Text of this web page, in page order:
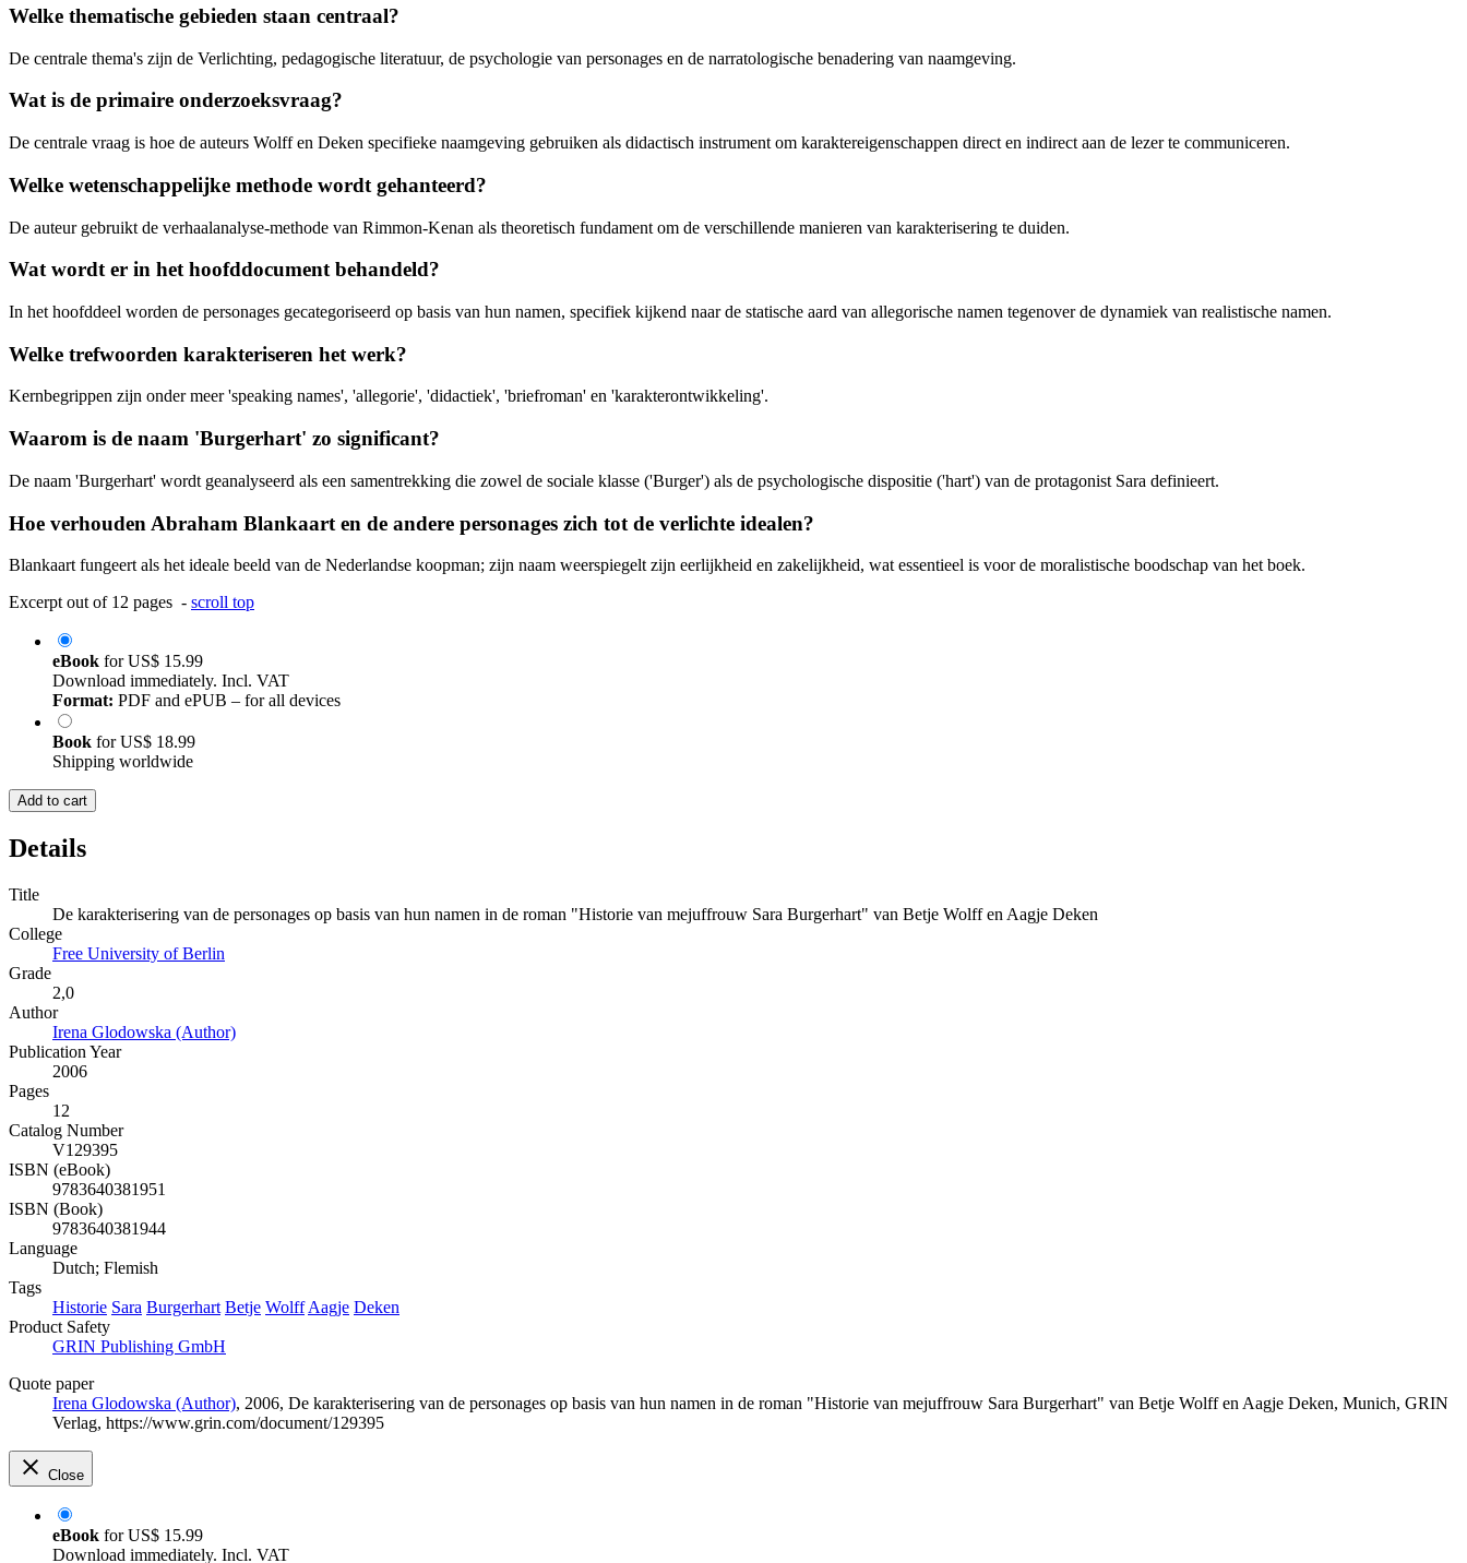
Welke thematische gebieden staan centraal?
De centrale thema's zijn de Verlichting, pedagogische literatuur, de psychologie van personages en de narratologische benadering van naamgeving.
Wat is de primaire onderzoeksvraag?
De centrale vraag is hoe de auteurs Wolff en Deken specifieke naamgeving gebruiken als didactisch instrument om karaktereigenschappen direct en indirect aan de lezer te communiceren.
Welke wetenschappelijke methode wordt gehanteerd?
De auteur gebruikt de verhaalanalyse-methode van Rimmon-Kenan als theoretisch fundament om de verschillende manieren van karakterisering te duiden.
Wat wordt er in het hoofddocument behandeld?
In het hoofddeel worden de personages gecategoriseerd op basis van hun namen, specifiek kijkend naar de statische aard van allegorische namen tegenover de dynamiek van realistische namen.
Welke trefwoorden karakteriseren het werk?
Kernbegrippen zijn onder meer 'speaking names', 'allegorie', 'didactiek', 'briefroman' en 'karakterontwikkeling'.
Waarom is de naam 'Burgerhart' zo significant?
De naam 'Burgerhart' wordt geanalyseerd als een samentrekking die zowel de sociale klasse ('Burger') als de psychologische dispositie ('hart') van de protagonist Sara definieert.
Hoe verhouden Abraham Blankaart en de andere personages zich tot de verlichte idealen?
Blankaart fungeert als het ideale beeld van de Nederlandse koopman; zijn naam weerspiegelt zijn eerlijkheid en zakelijkheid, wat essentieel is voor de moralistische boodschap van het boek.
Excerpt out of 12 pages - scroll top
eBook forUS$ 15.99
Download immediately. Incl. VAT
Format: PDF and ePUB – for all devices
Book forUS$ 18.99
Shipping worldwide
Add to cart
Details
Title
De karakterisering van de personages op basis van hun namen in de roman "Historie van mejuffrouw Sara Burgerhart" van Betje Wolff en Aagje Deken
College
Free University of Berlin
Grade
2,0
Author
Irena Glodowska (Author)
Publication Year
2006
Pages
12
Catalog Number
V129395
ISBN (eBook)
9783640381951
ISBN (Book)
9783640381944
Language
Dutch; Flemish
Tags
Historie Sara Burgerhart Betje Wolff Aagje Deken
Product Safety
GRIN Publishing GmbH
Quote paper
Irena Glodowska (Author), 2006, De karakterisering van de personages op basis van hun namen in de roman "Historie van mejuffrouw Sara Burgerhart" van Betje Wolff en Aagje Deken, Munich, GRIN
Verlag, https://www.grin.com/document/129395
Close
eBook forUS$ 15.99
Download immediately. Incl. VAT